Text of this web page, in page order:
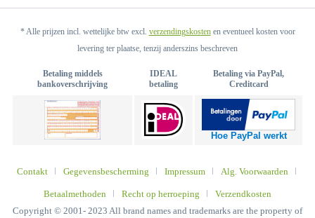
* Alle prijzen incl. wettelijke btw excl. verzendingskostenen eventueel kosten voor
levering ter plaatse, tenzij anderszins beschreven
Betaling middels
bankoverschrijving
IDEAL
betaling
Betaling via PayPal,
Creditcard
Hoe PayPal werkt
Contakt Gegevensbescherming Impressum Alg. Voorwaarden
Betaalmethoden Recht op herroeping
Verzendkosten
Copyright © 2001- 2023 All brand names and trademarks are the property of